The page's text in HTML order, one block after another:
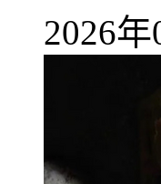
2026